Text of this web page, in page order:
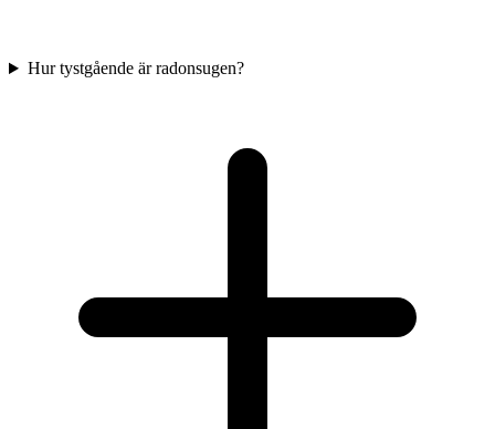
Hur tystgående är radonsugen?